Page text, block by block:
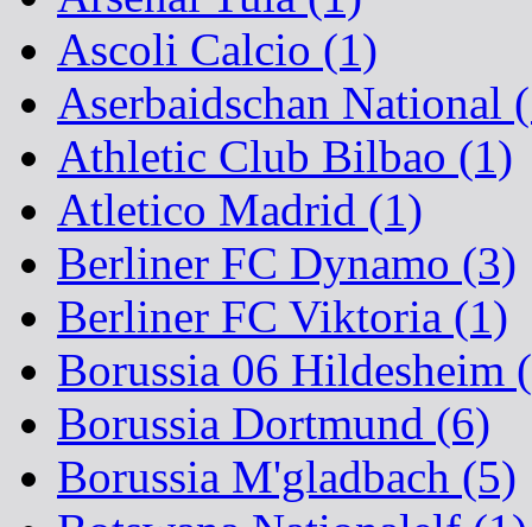
Ascoli Calcio (1)
Aserbaidschan National
Athletic Club Bilbao (1)
Atletico Madrid (1)
Berliner FC Dynamo (3)
Berliner FC Viktoria (1)
Borussia 06 Hildesheim
Borussia Dortmund (6)
Borussia M'gladbach (5)